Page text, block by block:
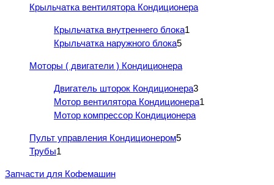
Крыльчатка вентилятора Кондиционера
Крыльчатка внутреннего блока1
Крыльчатка наружного блока5
Моторы ( двигатели ) Кондиционера
Двигатель шторок Кондиционера3
Мотор вентилятора Кондиционера1
Мотор компрессор Кондиционера
Пульт управления Кондиционером5
Трубы1
Запчасти для Кофемашин